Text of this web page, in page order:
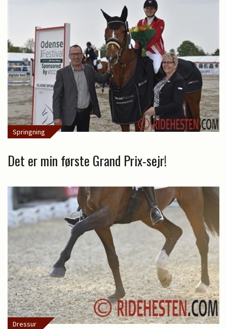
Springning
Det er min første Grand Prix-sejr!
Dressur